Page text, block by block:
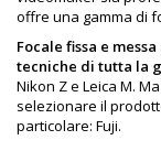
offre una gamma di
Focale fissa e
tecniche di tutta la
Nikon Z e Leica M.
selezionare il
particolare: Fuji.